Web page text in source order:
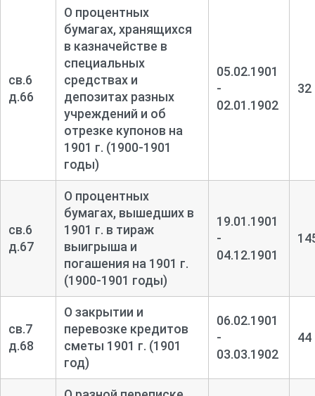
св.6
д.66
О процентных
бумагах, хранящихся
в казначействе в
специальных
средствах и
депозитах разных
учреждений и об
отрезке купонов на
1901 г. (1900-1901
годы)
05.02.1901
-
02.01.1902
32
св.6
д.67
О процентных
бумагах, вышедших в
1901 г. в тираж
выигрыша и
погашения на 1901 г.
(1900-1901 годы)
19.01.1901
-
04.12.1901
св.7
д.68
О закрытии и
перевозке кредитов
сметы 1901 г. (1901
год)
06.02.1901
-
03.03.1902
44